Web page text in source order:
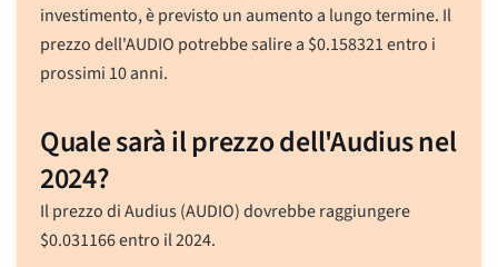
investimento, è previsto un aumento a lungo termine. Il
prezzo dell'AUDIO potrebbe salire a $0.158321entro i
prossimi 10 anni.
Quale sarà il prezzo dell'Audius nel
2024?
Il prezzo di Audius (AUDIO) dovrebbe raggiungere
$0.031166entro il 2024.